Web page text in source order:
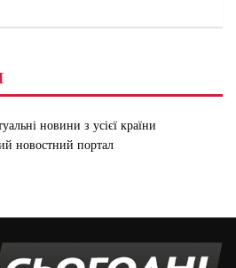
новини з усієї країни
новостний портал